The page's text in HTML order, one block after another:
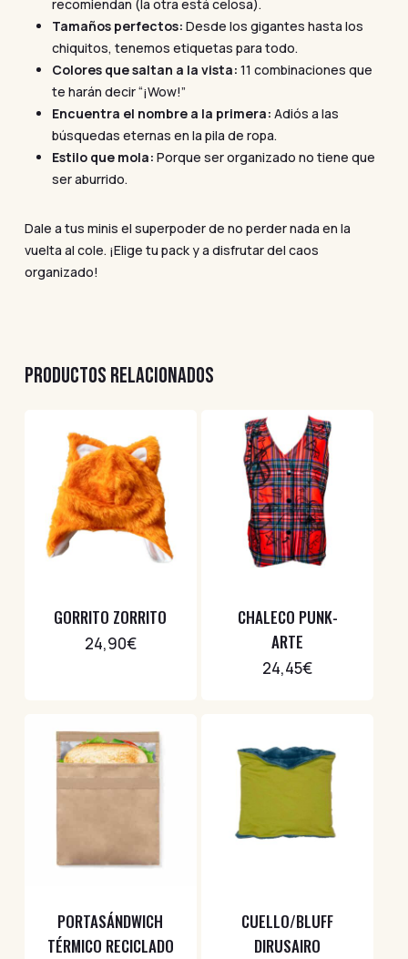
recomiendan (la otra está celosa).
Tamaños perfectos: Desde los gigantes hasta los
chiquitos, tenemos etiquetas para todo.
Colores que saltan a la vista: 11 combinaciones que
te harán decir “¡Wow!”
Encuentra el nombre a la primera: Adiós a las
búsquedas eternas en la pila de ropa.
Estilo que mola: Porque ser organizado no tiene que
ser aburrido.
Dale a tus minis el superpoder de no perder nada en la
vuelta al cole. ¡Elige tu pack y a disfrutar del caos
organizado!
PRODUCTOS RELACIONADOS
GORRITO ZORRITO
24,90€
CHALECO PUNK-
ARTE
24,45€
PORTASÁNDWICH
TÉRMICO RECICLADO
CUELLO/BLUFF
DIRUSAIRO